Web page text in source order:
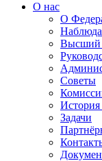
О нас
О
Высший
Советы
История
Задачи